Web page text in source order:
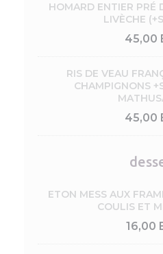
HOMARD ENTIER PRÉ
LIVÈCHE
45,00
RIS DE VEAU
CHAMPIGNONS
45,00
ETON MESS AUX
COULIS ET
16,00